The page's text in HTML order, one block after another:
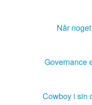
Når
Governance
Cowboy i sin